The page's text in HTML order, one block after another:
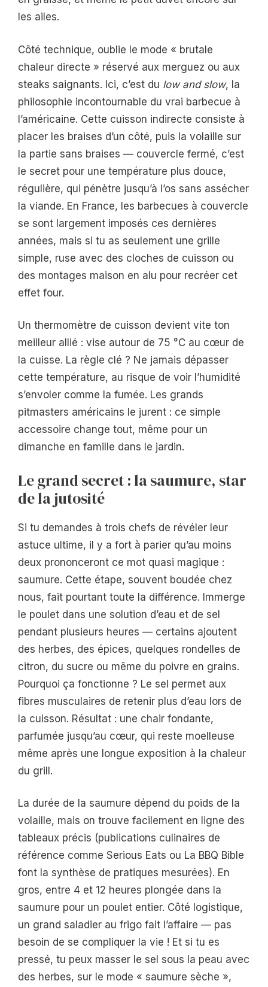
les ailes.
Côté technique, oublie le mode « brutale
chaleur directe » réservé aux merguez ou aux
steaks saignants. Ici, c’est du low and slow, la
philosophie incontournable du vrai barbecue à
l’américaine. Cette cuisson indirecte consiste à
placer les braises d’un côté, puis la volaille sur
la partie sans braises — couvercle fermé, c’est
le secret pour une température plus douce,
régulière, qui pénètre jusqu’à l’os sans assécher
la viande. En France, les barbecues à couvercle
se sont largement imposés ces dernières
années, mais si tu as seulement une grille
simple, ruse avec des cloches de cuisson ou
des montages maison en alu pour recréer cet
effet four.
Un thermomètre de cuisson devient vite ton
meilleur allié : vise autour de 75 °C au cœur de
la cuisse. La règle clé ? Ne jamais dépasser
cette température, au risque de voir l’humidité
s’envoler comme la fumée. Les grands
pitmasters américains le jurent : ce simple
accessoire change tout, même pour un
dimanche en famille dans le jardin.
Le grand secret : la saumure, star
de la jutosité
Si tu demandes à trois chefs de révéler leur
astuce ultime, il y a fort à parier qu’au moins
deux prononceront ce mot quasi magique :
saumure. Cette étape, souvent boudée chez
nous, fait pourtant toute la différence. Immerge
le poulet dans une solution d’eau et de sel
pendant plusieurs heures — certains ajoutent
des herbes, des épices, quelques rondelles de
citron, du sucre ou même du poivre en grains.
Pourquoi ça fonctionne ? Le sel permet aux
fibres musculaires de retenir plus d’eau lors de
la cuisson. Résultat : une chair fondante,
parfumée jusqu’au cœur, qui reste moelleuse
même après une longue exposition à la chaleur
du grill.
La durée de la saumure dépend du poids de la
volaille, mais on trouve facilement en ligne des
tableaux précis (publications culinaires de
référence comme Serious Eats ou La BBQ Bible
font la synthèse de pratiques mesurées). En
gros, entre 4 et 12 heures plongée dans la
saumure pour un poulet entier. Côté logistique,
un grand saladier au frigo fait l’affaire — pas
besoin de se compliquer la vie ! Et si tu es
pressé, tu peux masser le sel sous la peau avec
des herbes, sur le mode « saumure sèche »,